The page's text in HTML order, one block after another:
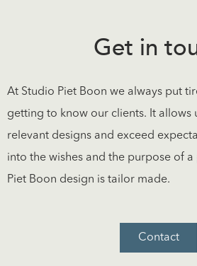
Get in
At Studio Piet Boon we always put
getting to know our clients. It allows
relevant designs and exceed
into the wishes and the purpose of
Piet Boon design is tailor made.
Contact